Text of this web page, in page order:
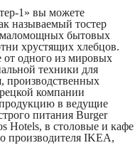
1» вы можете
называемый тостер
маломощных бытовых
хрустящих хлебцов.
одного из мировых
техники для
производственных
компании
в ведущие
питания Burger
Hotels, в столовые и кафе
производителя IKEA,